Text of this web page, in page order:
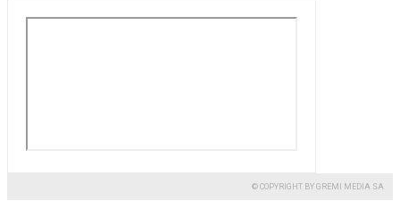
© COPYRIGHT BY GREMI MEDIA SA